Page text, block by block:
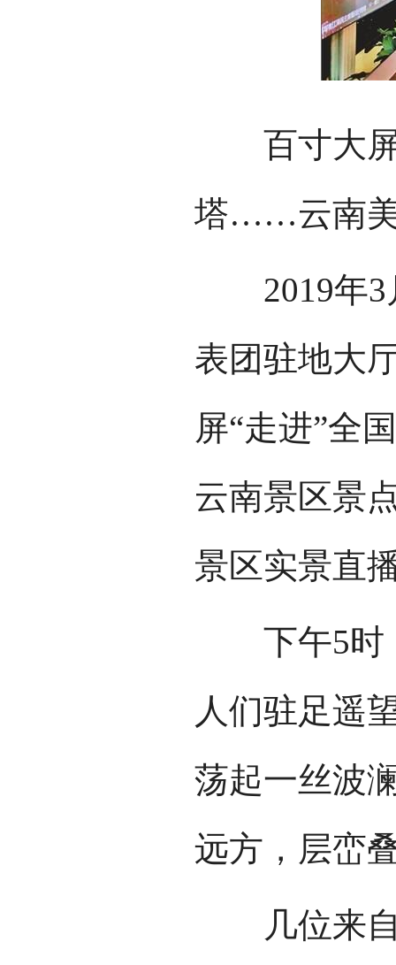
百寸大屏
塔……云南
2019年3
表团驻地大
屏“走进”全
云南景区景
景区实景直
下午5时，
人们驻足遥
荡起一丝波
远方，层峦
几位来自